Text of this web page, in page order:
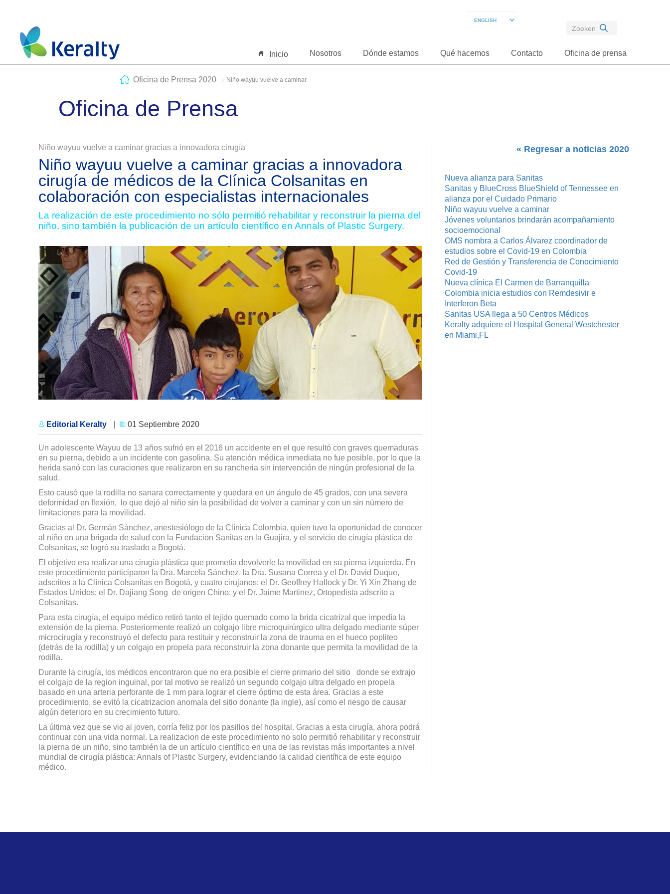
Inicio Nosotros Dónde estamos Qué hacemos Contacto Oficina de prensa
Oficina de Prensa 2020 Niño wayuu vuelve a caminar
Oficina de Prensa
Niño wayuu vuelve a caminar gracias a innovadora cirugía
Niño wayuu vuelve a caminar gracias a innovadora
cirugía de médicos de la Clínica Colsanitas en
colaboración con especialistas internacionales
La realización de este procedimiento no sólo permitió rehabilitar y reconstruir la pierna del
niño, sino también la publicación de un artículo científico en Annals of Plastic Surgery.
Editorial Keralty 01 Septiembre 2020
Un adolescente Wayuu de 13 años sufrió en el 2016 un accidente en el que resultó con graves quemaduras
en su pierna, debido a un incidente con gasolina. Su atención médica inmediata no fue posible, por lo que la
herida sanó con las curaciones que realizaron en su rancheria sin intervención de ningún profesional de la
salud.
Esto causó que la rodilla no sanara correctamente y quedara en un ángulo de 45 grados, con una severa
deformidad en flexión, lo que dejó al niño sin la posibilidad de volver a caminar y con un sin número de
limitaciones para la movilidad.
Gracias al Dr. Germán Sánchez, anestesiólogo de la Clínica Colombia, quien tuvo la oportunidad de conocer
al niño en una brigada de salud con la Fundacion Sanitas en la Guajira, y el servicio de cirugía plástica de
Colsanitas, se logró su traslado a Bogotá.
El objetivo era realizar una cirugía plástica que prometía devolverle la movilidad en su pierna izquierda. En
este procedimiento participaron la Dra. Marcela Sánchez, la Dra. Susana Correa y el Dr. David Duque,
adscritos a la Clínica Colsanitas en Bogotá, y cuatro cirujanos: el Dr. Geoffrey Hallock y Dr. Yi Xin Zhang de
Estados Unidos; el Dr. Dajiang Song de origen Chino; y el Dr. Jaime Martinez, Ortopedista adscrito a
Colsanitas.
Para esta cirugía, el equipo médico retiró tanto el tejido quemado como la brida cicatrizal que impedía la
extensión de la pierna. Posteriormente realizó un colgajo libre microquirúrgico ultra delgado mediante súper
microcirugía y reconstruyó el defecto para restituir y reconstruir la zona de trauma en el hueco popliteo
(detrás de la rodilla) y un colgajo en propela para reconstruir la zona donante que permita la movilidad de la
rodilla.
Durante la cirugía, los médicos encontraron que no era posible el cierre primario del sitio donde se extrajo
el colgajo de la region inguinal, por tal motivo se realizó un segundo colgajo ultra delgado en propela
basado en una arteria perforante de 1 mm para lograr el cierre óptimo de esta área. Gracias a este
procedimiento, se evitó la cicatrizacion anomala del sitio donante (la ingle), así como el riesgo de causar
algún deterioro en su crecimiento futuro.
La última vez que se vio al joven, corría feliz por los pasillos del hospital. Gracias a esta cirugía, ahora podrá
continuar con una vida normal. La realizacion de este procedimiento no solo permitió rehabilitar y reconstruir
la pierna de un niño, sino también la de un artículo científico en una de las revistas más importantes a nivel
mundial de cirugía plástica: Annals of Plastic Surgery, evidenciando la calidad científica de este equipo
médico.
« Regresar a noticias 2020
Nueva alianza para Sanitas
Sanitas y BlueCross BlueShield of Tennessee en
alianza por el Cuidado Primario
Niño wayuu vuelve a caminar
Jóvenes voluntarios brindarán acompañamiento
socioemocional
OMS nombra a Carlos Álvarez coordinador de
estudios sobre el Covid-19 en Colombia
Red de Gestión y Transferencia de Conocimiento
Covid-19
Nueva clínica El Carmen de Barranquilla
Colombia inicia estudios con Remdesivir e
Interferon Beta
Sanitas USA llega a 50 Centros Médicos
Keralty adquiere el Hospital General Westchester
en Miami,FL